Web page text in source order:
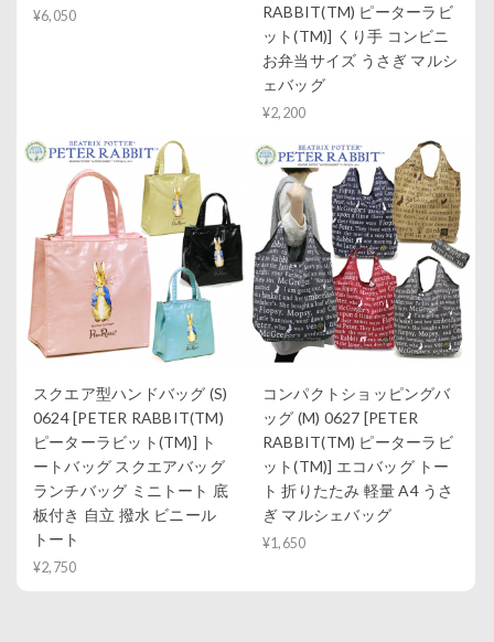
¥6,050
RABBIT(TM) ピーターラビ
ット(TM)] くり手 コンビニ
お弁当サイズ うさぎ マルシ
ェバッグ
¥2,200
スクエア型ハンドバッグ (S)
0624 [PETER RABBIT(TM)
ピーターラビット(TM)] ト
ートバッグ スクエアバッグ
ランチバッグ ミニトート 底
板付き 自立 撥水 ビニール
トート
¥2,750
コンパクトショッピングバ
ッグ (M) 0627 [PETER
RABBIT(TM) ピーターラビ
ット(TM)] エコバッグ トー
ト 折りたたみ 軽量 A4 うさ
ぎ マルシェバッグ
¥1,650